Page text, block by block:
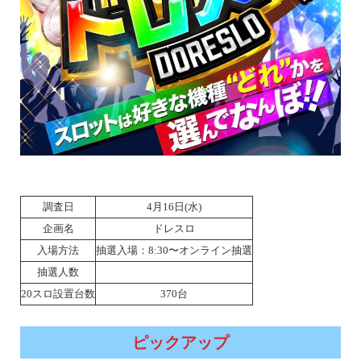
調査日
4月16日(水)
企画名
ドレスロ
入場方法
抽選入場：8:30〜オンライン抽選
抽選人数
20スロ設置台数
370台
ピックアップ